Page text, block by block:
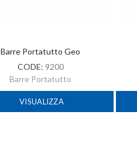
Barre Portatutto Geo
CODE: 9200
Barre Portatutto
VISUALIZZA